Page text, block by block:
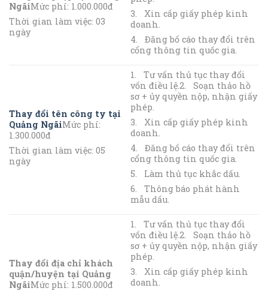
NgãiMức phí: 1.000.000đ
Thời gian làm việc: 03
ngày
3. Xin cấp giấy phép kinh
doanh.
4. Đăng bố cáo thay đổi trên
cổng thông tin quốc gia.
Thay đổi tên công ty tại
Quảng NgãiMức phí:
1.300.000đ
Thời gian làm việc: 05
ngày
1. Tư vấn thủ tục thay đổi
vốn điều lệ.2. Soạn thảo hồ
sơ + ủy quyền nộp, nhận giấy
phép.
3. Xin cấp giấy phép kinh
doanh.
4. Đăng bố cáo thay đổi trên
cổng thông tin quốc gia.
5. Làm thủ tục khắc dấu.
6. Thông báo phát hành
mẫu dấu.
Thay đổi địa chỉ khách
quận/huyện tại Quảng
NgãiMức phí: 1.500.000đ
1. Tư vấn thủ tục thay đổi
vốn điều lệ.2. Soạn thảo hồ
sơ + ủy quyền nộp, nhận giấy
phép.
3. Xin cấp giấy phép kinh
doanh.